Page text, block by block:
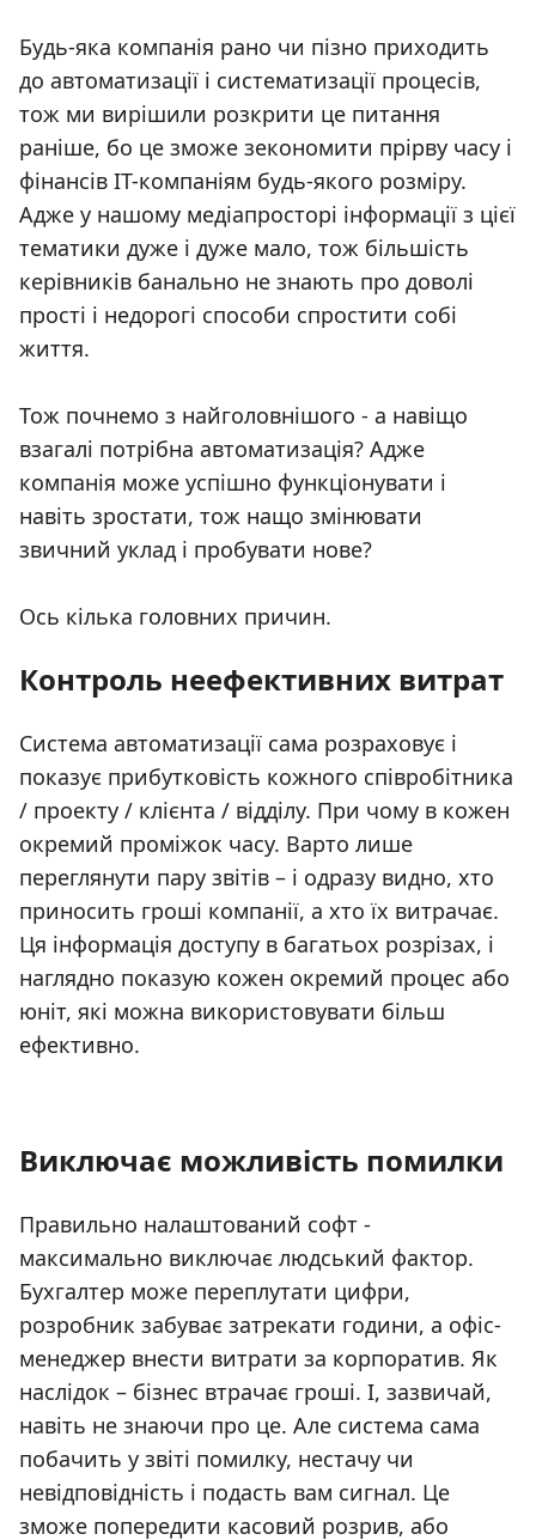
Будь-яка компанія рано чи пізно приходить
до автоматизації і систематизації процесів,
тож ми вирішили розкрити це питання
раніше, бо це зможе зекономити прірву часу і
фінансів IT-компаніям будь-якого розміру.
Адже у нашому медіапросторі інформації з цієї
тематики дуже і дуже мало, тож більшість
керівників банально не знають про доволі
прості і недорогі способи спростити собі
життя.
Тож почнемо з найголовнішого - а навіщо
взагалі потрібна автоматизація? Адже
компанія може успішно функціонувати і
навіть зростати, тож нащо змінювати
звичний уклад і пробувати нове?
Ось кілька головних причин.
Контроль неефективних витрат
Система автоматизації сама розраховує і
показує прибутковість кожного співробітника
/ проекту / клієнта / відділу. При чому в кожен
окремий проміжок часу. Варто лише
переглянути пару звітів – і одразу видно, хто
приносить гроші компанії, а хто їх витрачає.
Ця інформація доступу в багатьох розрізах, і
наглядно показую кожен окремий процес або
юніт, які можна використовувати більш
ефективно.
Виключає можливість помилки
Правильно налаштований софт -
максимально виключає людський фактор.
Бухгалтер може переплутати цифри,
розробник забуває затрекати години, а офіс-
менеджер внести витрати за корпоратив. Як
наслідок – бізнес втрачає гроші. І, зазвичай,
навіть не знаючи про це. Але система сама
побачить у звіті помилку, нестачу чи
невідповідність і подасть вам сигнал. Це
зможе попередити касовий розрив, або